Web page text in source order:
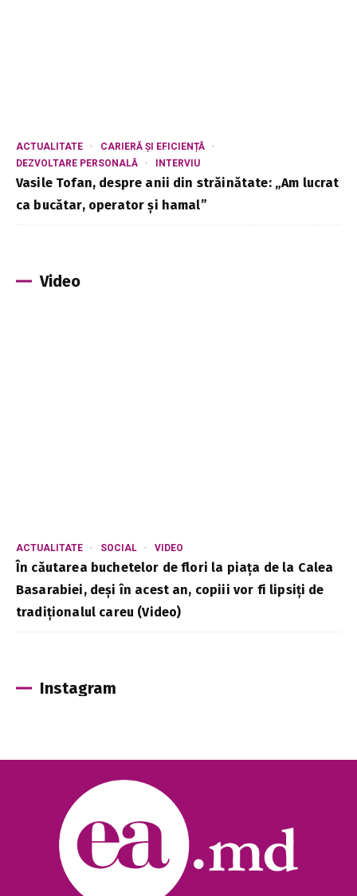
ACTUALITATE
CARIERĂ ȘI EFICIENȚĂ
DEZVOLTARE PERSONALĂ
INTERVIU
Vasile Tofan, despre anii din străinătate: „Am lucrat
ca bucătar, operator și hamal”
Video
ACTUALITATE SOCIAL VIDEO
În căutarea buchetelor de flori la piața de la Calea
Basarabiei, deși în acest an, copiii vor fi lipsiți de
tradiționalul careu (Video)
Instagram